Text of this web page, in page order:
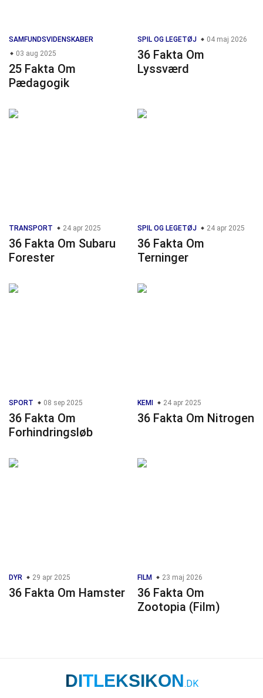
SAMFUNDSVIDENSKABER
03 aug 2025
25 Fakta Om
Pædagogik
SPIL OG LEGETØJ 04 maj 2026
36 Fakta Om
Lyssværd
TRANSPORT 24 apr 2025
36 Fakta Om Subaru
Forester
SPIL OG LEGETØJ 24 apr 2025
36 Fakta Om
Terninger
SPORT 08 sep 2025
36 Fakta Om
Forhindringsløb
KEMI 24 apr 2025
36 Fakta Om Nitrogen
DYR 29 apr 2025
36 Fakta Om Hamster
FILM 23 maj 2026
36 Fakta Om
Zootopia (Film)
DITLEKSIKON.DK